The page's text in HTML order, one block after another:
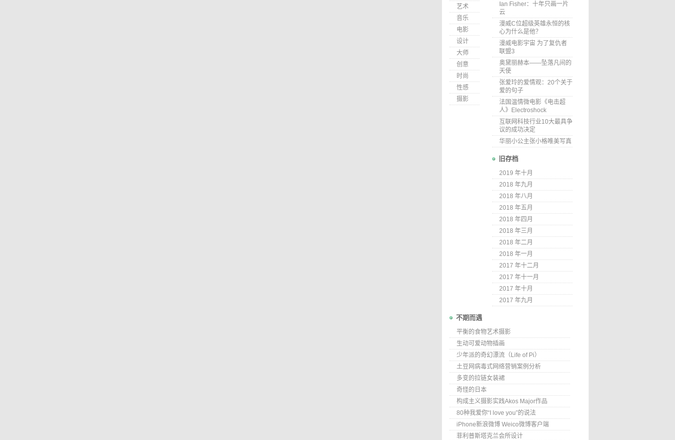
艺术
音乐
电影
设计
大师
创意
时尚
性感
摄影
Ian Fisher：十年只画一片
云
漫威C位超级英雄永恒的核
心为什么是他？
漫威电影宇宙 为了复仇者
联盟3
奥黛丽赫本——坠落凡间的
天使
张爱玲的爱情观：20个关于
爱的句子
法国温情微电影《电击超
人》Electroshock
互联网科技行业10大最具争
议的成功决定
华丽小公主张小格唯美写真
旧存档
2019 年十月
2018 年九月
2018 年八月
2018 年五月
2018 年四月
2018 年三月
2018 年二月
2018 年一月
2017 年十二月
2017 年十一月
2017 年十月
2017 年九月
不期而遇
平衡的食物艺术摄影
生动可爱动物插画
少年派的奇幻漂流（Life of Pi）
土豆网病毒式网络营销案例分析
多变的拉链女装裙
奇怪的日本
构成主义摄影实践Akos Major作品
80种我爱你“I love you”的说法
iPhone新浪微博 Weico微博客户端
菲利普斯塔克兰会所设计